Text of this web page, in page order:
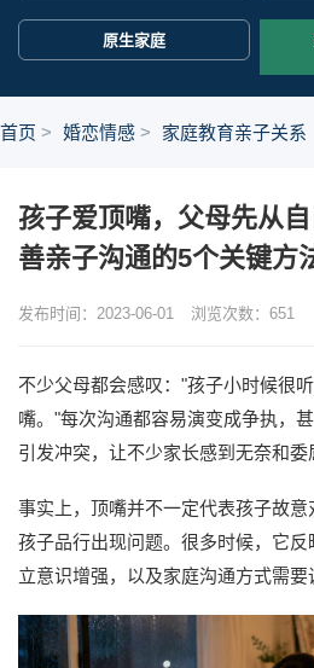
原生家庭
首页 婚恋情感 家庭教育亲子关系
孩子爱顶嘴，父母先从
善亲子沟通的5个关键方
发布时间：2023-06-01 浏览次数： 651
不少父母都会感叹："孩子小时候很
嘴。"每次沟通都容易演变成争执，
引发冲突，让不少家长感到无奈和委
事实上，顶嘴并不一定代表孩子故
孩子品行出现问题。很多时候，它
立意识增强，以及家庭沟通方式需要